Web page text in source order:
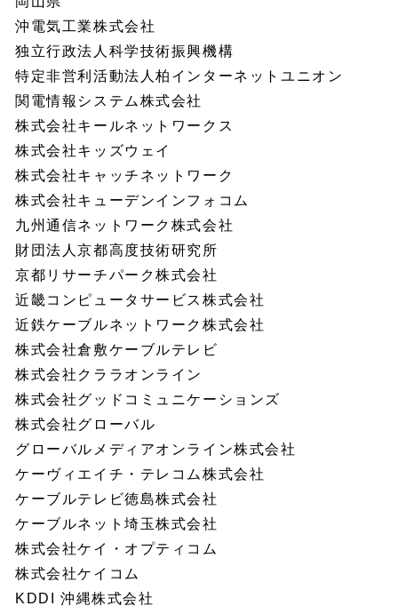
沖電気工業株式会社
独立行政法人科学技術振興機構
特定非営利活動法人柏インターネットユニオン
関電情報システム株式会社
株式会社キールネットワークス
株式会社キッズウェイ
株式会社キャッチネットワーク
株式会社キューデンインフォコム
九州通信ネットワーク株式会社
財団法人京都高度技術研究所
京都リサーチパーク株式会社
近畿コンピュータサービス株式会社
近鉄ケーブルネットワーク株式会社
株式会社倉敷ケーブルテレビ
株式会社クララオンライン
株式会社グッドコミュニケーションズ
株式会社グローバル
グローバルメディアオンライン株式会社
ケーヴィエイチ・テレコム株式会社
ケーブルテレビ徳島株式会社
ケーブルネット埼玉株式会社
株式会社ケイ・オプティコム
株式会社ケイコム
KDDI 沖縄株式会社